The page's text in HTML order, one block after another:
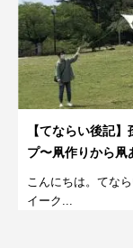
【てならい後記
プ〜凧作りから凧
こんにちは。てな
イーク...